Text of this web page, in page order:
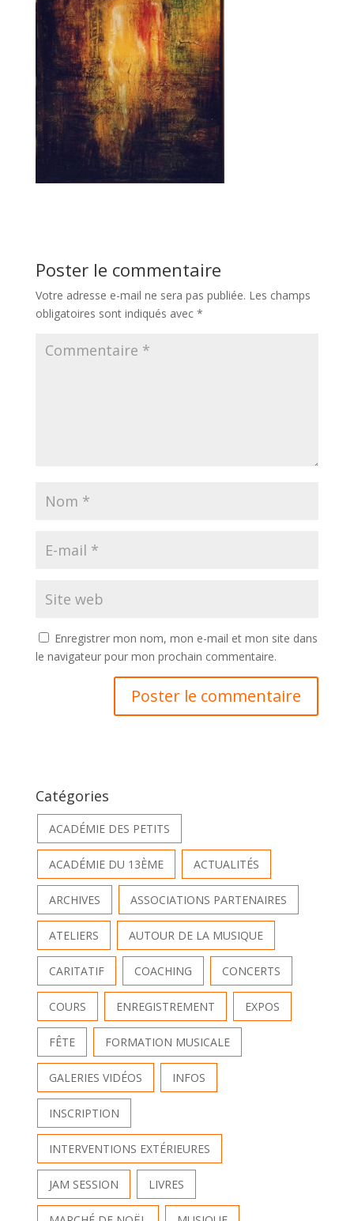
Poster le commentaire
Votre adresse e-mail ne sera pas publiée. Les champs
obligatoires sont indiqués avec *
Enregistrer mon nom, mon e-mail et mon site dans
le navigateur pour mon prochain commentaire.
Catégories
ACADÉMIE DES PETITS
ACADÉMIE DU 13ÈME ACTUALITÉS
ARCHIVES ASSOCIATIONS PARTENAIRES
ATELIERS AUTOUR DE LA MUSIQUE
CARITATIF COACHING CONCERTS
COURS ENREGISTREMENT EXPOS
FÊTE FORMATION MUSICALE
GALERIES VIDÉOS INFOS
INSCRIPTION
INTERVENTIONS EXTÉRIEURES
JAM SESSION LIVRES